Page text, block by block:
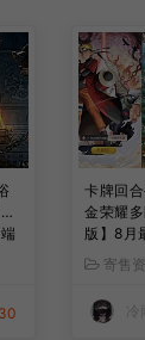
30
卡牌回
金荣耀
版】8月
服务端
+详细
寄售